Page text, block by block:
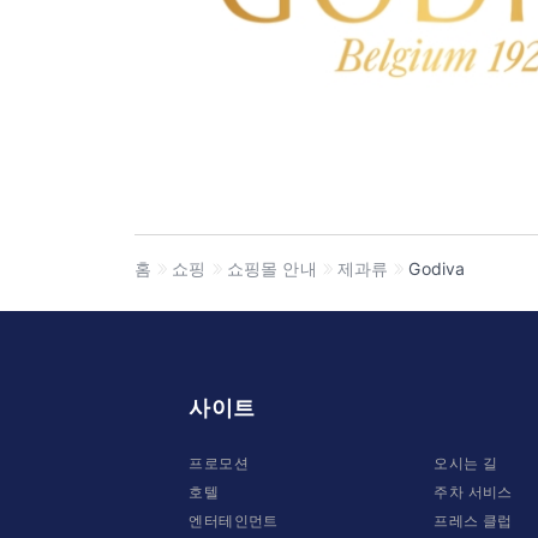
홈 쇼핑 쇼핑몰 안내 제과류 Godiva
사이트
프로모션
호텔
엔터테인먼트
오시는 길
주차 서비스
프레스 클럽